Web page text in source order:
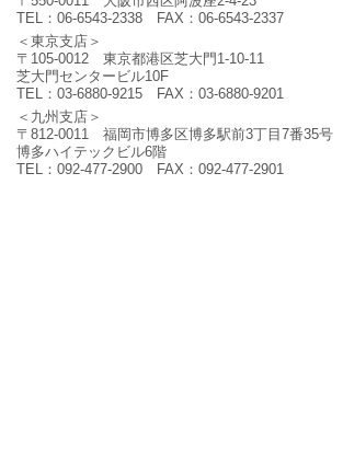
TEL：06-6543-2338 FAX：06-6543-2337
＜東京支店＞
〒105-0012 東京都港区芝大門1-10-11
芝大門センタービル10F
TEL：03-6880-9215 FAX：03-6880-9201
＜九州支店＞
〒812-0011 福岡市博多区博多駅前3丁目7番35号
博多ハイテックビル6階
TEL：092-477-2900 FAX：092-477-2901